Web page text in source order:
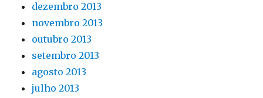
dezembro 2013
novembro 2013
outubro 2013
setembro 2013
agosto 2013
julho 2013